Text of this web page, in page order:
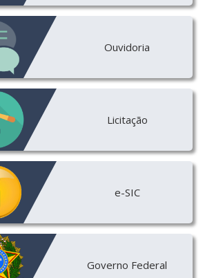
Ouvidoria
Licitação
e-SIC
Governo Federal